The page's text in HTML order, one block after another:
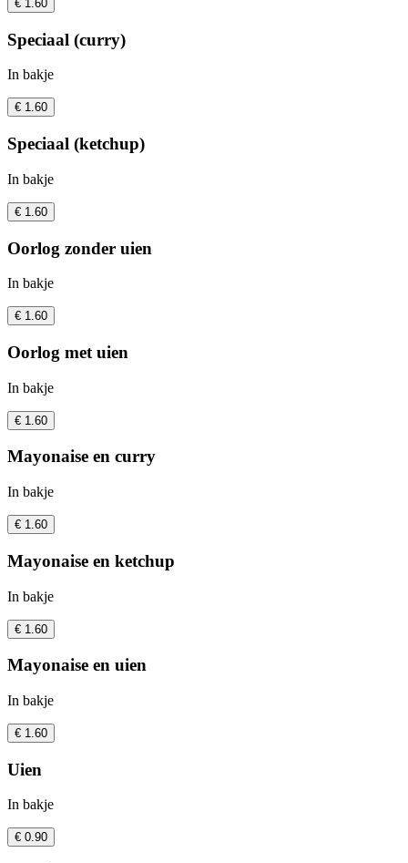
€ 1.60
Speciaal (curry)
In bakje
€ 1.60
Speciaal (ketchup)
In bakje
€ 1.60
Oorlog zonder uien
In bakje
€ 1.60
Oorlog met uien
In bakje
€ 1.60
Mayonaise en curry
In bakje
€ 1.60
Mayonaise en ketchup
In bakje
€ 1.60
Mayonaise en uien
In bakje
€ 1.60
Uien
In bakje
€ 0.90